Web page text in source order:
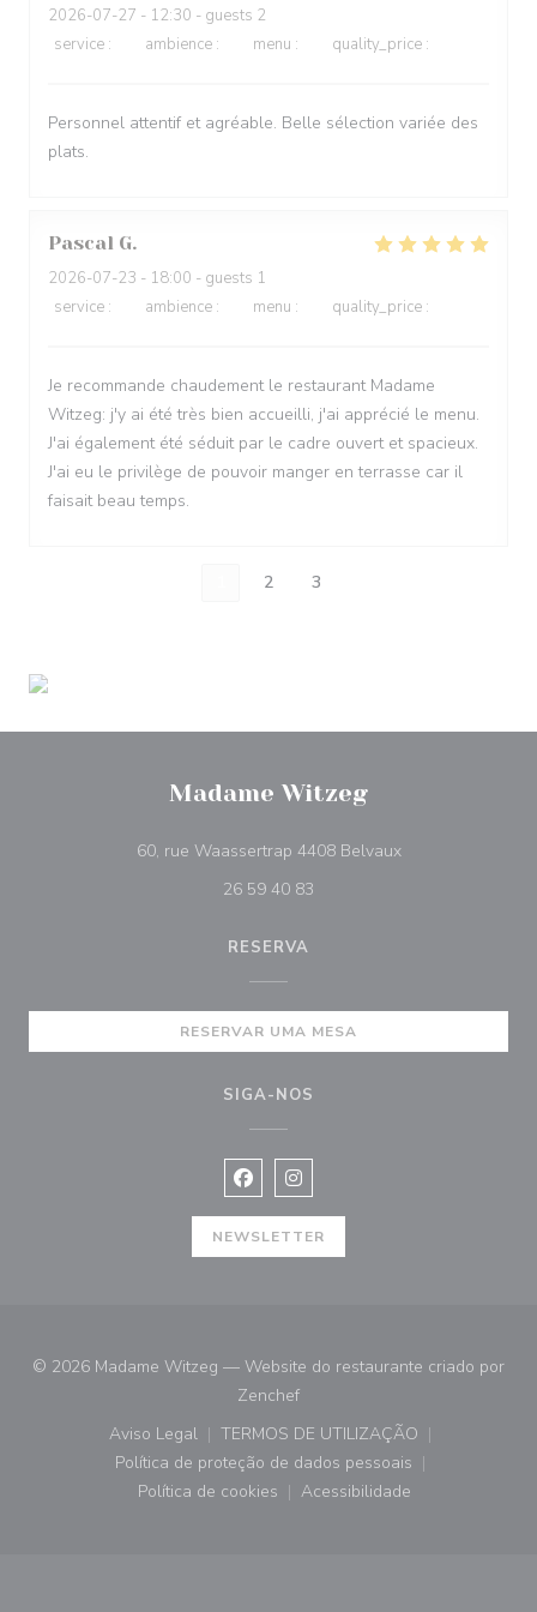
2026-07-27 - 12:30 - guests 2
service : ambience : menu : quality_price :
Personnel attentif et agréable. Belle sélection variée des
plats.
Pascal G
2026-07-23 - 18:00 - guests 1
service : ambience : menu : quality_price :
Je recommande chaudement le restaurant Madame
Witzeg: j'y ai été très bien accueilli, j'ai apprécié le menu.
J'ai également été séduit par le cadre ouvert et spacieux.
J'ai eu le privilège de pouvoir manger en terrasse car il
faisait beau temps.
2 3
Madame Witzeg
60, rue Waassertrap 4408 Belvaux((abre numa
26 59 40 83
RESERVA
RESERVAR UMA MESA
SIGA-NOS
Facebook ((abre numa nova janela))
Instagram ((abre numa nova
NEWSLETTER
© 2026 Madame Witzeg — Website do restaurante criado por
Zenchef((abre numa nova janela))
Aviso Legal
((abre numa nova janela))
TERMOS DE UTILIZAÇÃO
((abre numa nova janela))
Política de proteção de dados pessoais
((abre numa nova janela))
Política de cookies
((abre numa nova janela))
Acessibilidade
((abre numa nova